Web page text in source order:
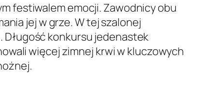
festiwalem emocji. Zawodnicy obu
jej w grze. W tej szalonej
. Długość konkursu jedenastek
więcej zimnej krwi w kluczowych